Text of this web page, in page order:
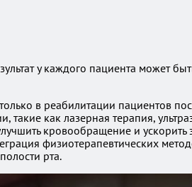
у каждого пациента может
в реабилитации пациентов
как лазерная терапия,
кровообращение и ускорить
физиотерапевтических
рта.